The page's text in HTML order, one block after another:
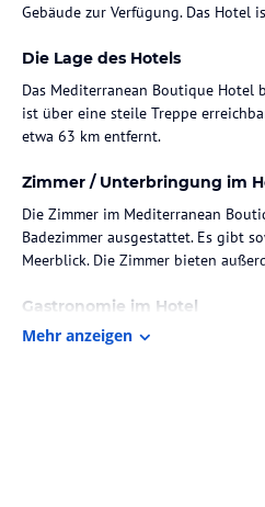
Gebäude zur Verfügung. Das
Die Lage des Hotels
Das Mediterranean Boutique Hotel
ist über eine steile Treppe
etwa 63 km entfernt.
Zimmer / Unterbringung im
Die Zimmer im Mediterranean
Badezimmer ausgestattet. Es gibt
Meerblick. Die Zimmer bieten
Gastronomie im Hotel
Das Hotel bietet verschiedene
Mehr anzeigen